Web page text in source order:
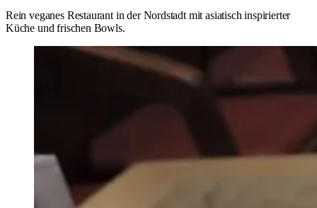
Rein veganes Restaurant in der Nordstadt mit asiatisch inspirierter
Küche und frischen Bowls.